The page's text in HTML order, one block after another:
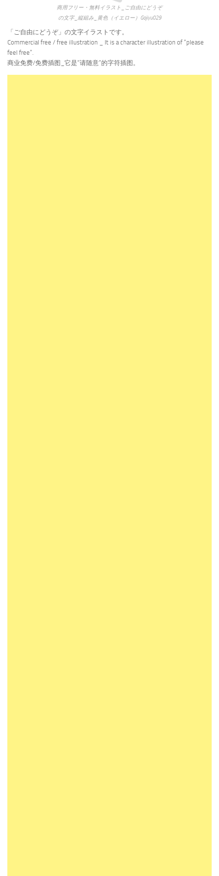
商用フリー・無料イラスト_ご自由にどうぞ
の文字_縦組み_黄色（イエロー）Gojiyu029
「ご自由にどうぞ」の文字イラストです。
Commercial free / free illustration _ It is a character illustration of “please
feel free”.
商业免费/免费插图_它是“请随意”的字符插图。